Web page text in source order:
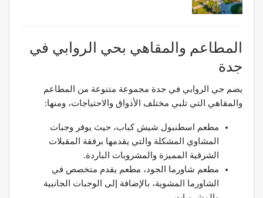
المطاعم والمقاهي بحي الروابي في
جدة
يضم حي الروابي في جدة مجموعة متنوعة من المطاعم
والمقاهي التي تلبي مختلف الأذواق والاحتياجات، ومنها:
مطعم اسطنبول شيش كباب، حيث يوفر وجبات
المشاوي المشكلة والتي يقدمها برفقة المقبلات
الشرقية المميزة والمشروبات الباردة.
مطعم شاورما الجود، مطعم يقدم متخصص في
الشاورما المشوية، بالإضافة إلى الوجبات الجانبية